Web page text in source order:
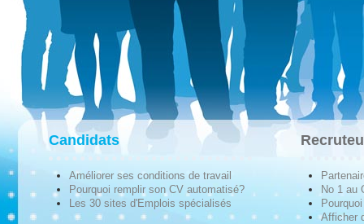
Candidats
Améliorer ses conditions de travail
Pourquoi remplir son CV automatisé?
Les 30 sites d'Emplois spécialisés
No 1 au
Afficher